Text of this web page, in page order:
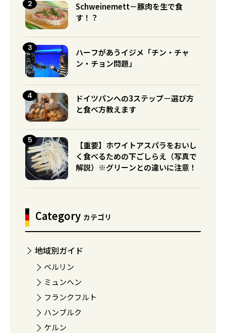
Schweinemett－豚肉を生で食
す！？
ハーフがあうイジメ「チン・チャ
ン・チョン問題」
ドイツパンへの3ステップ－選び方
と食べ方教えます
【重要】ホワイトアスパラをおいし
く食べるための下ごしらえ（写真で
解説）※グリーンとの違いに注意！
Category カテゴリ
地域別ガイド
ベルリン
ミュンヘン
フランクフルト
ハンブルク
ケルン